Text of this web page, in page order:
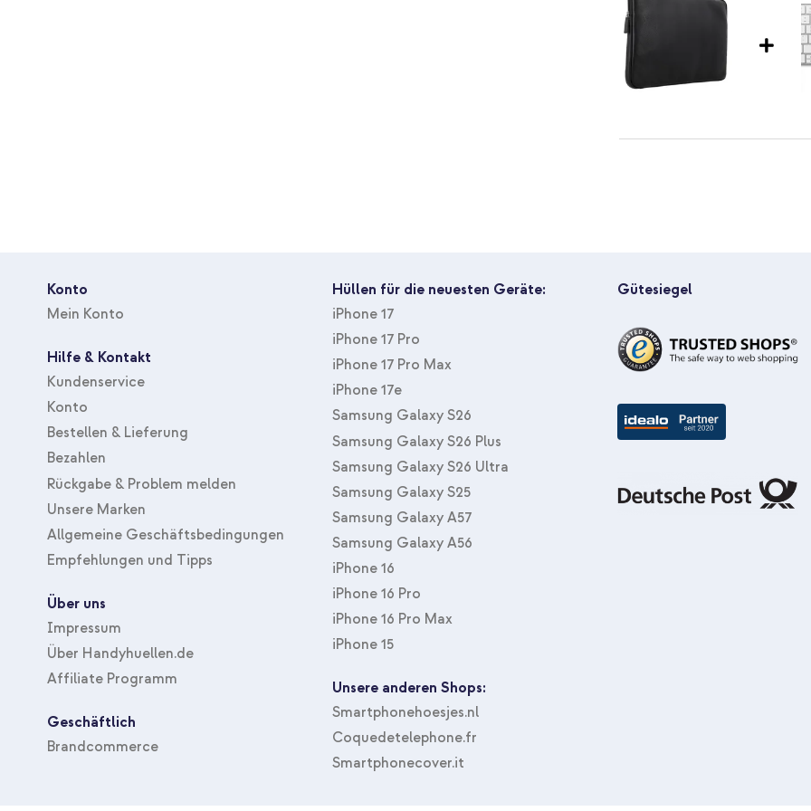
Accezz Leather Laptop Hülle
Kabellose Maus -
Konto
Mein Konto
Hilfe & Kontakt
Kundenservice
Konto
Bestellen & Lieferung
Bezahlen
Rückgabe & Problem melden
Unsere Marken
Allgemeine Geschäftsbedingungen
Empfehlungen und Tipps
Über uns
Impressum
Über Handyhuellen.de
Affiliate Programm
Geschäftlich
Brandcommerce
Hüllen für die neuesten Geräte:
iPhone 17
iPhone 17 Pro
iPhone 17 Pro Max
iPhone 17e
Samsung Galaxy S26
Samsung Galaxy S26 Plus
Samsung Galaxy S26 Ultra
Samsung Galaxy S25
Samsung Galaxy A57
Samsung Galaxy A56
iPhone 16
iPhone 16 Pro
iPhone 16 Pro Max
iPhone 15
Unsere anderen Shops:
Smartphonehoesjes.nl
Coquedetelephone.fr
Smartphonecover.it
Gütesiegel